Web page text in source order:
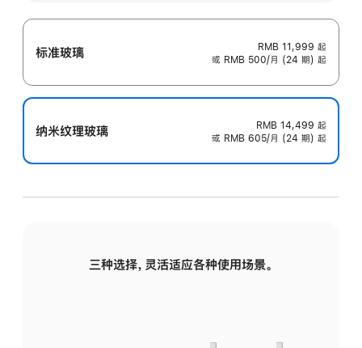
标准玻璃 RMB 11,999 起
或 RMB 500/月 (24 期) 起
纳米纹理玻璃 RMB 14,499 起
或 RMB 605/月 (24 期) 起
三种选择，灵活适应各种使用场景。